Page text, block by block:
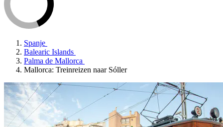
Spanje
Balearic Islands
Palma de Mallorca
Mallorca: Treinreizen naar Sóller